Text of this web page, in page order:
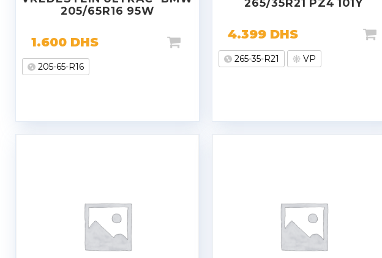
205/65R16 95W
1.600 DHS
205-65-R16
265/35R21 PZ4 101Y
4.399 DHS
265-35-R21 VP